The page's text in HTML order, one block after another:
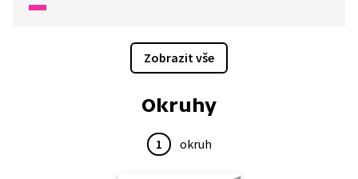
s magickými čtverci. Dokážete doplnit čísla na správná
Zobrazit vše
Okruhy
1 okruh